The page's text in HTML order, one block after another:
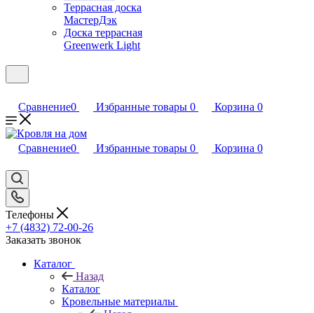
Террасная доска
МастерДэк
Доска террасная
Greenwerk Light
Сравнение0 Избранные товары 0 Корзина 0
Сравнение0 Избранные товары 0 Корзина 0
Телефоны
+7 (4832) 72-00-26
Заказать звонок
Каталог
Назад
Каталог
Кровельные материалы